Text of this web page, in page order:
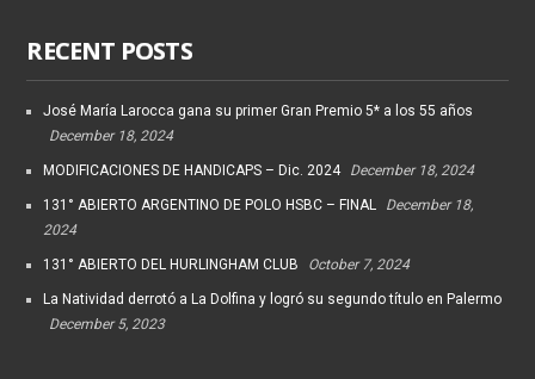
RECENT POSTS
José María Larocca gana su primer Gran Premio 5* a los 55 años
December 18, 2024
MODIFICACIONES DE HANDICAPS – Dic. 2024 December 18, 2024
131° ABIERTO ARGENTINO DE POLO HSBC – FINAL
December 18,
2024
131° ABIERTO DEL HURLINGHAM CLUB October 7, 2024
La Natividad derrotó a La Dolfina y logró su segundo título en Palermo
December 5, 2023